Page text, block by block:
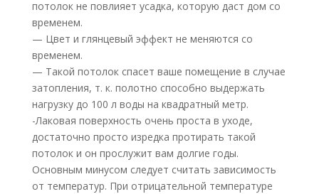
потолок не повлияет усадка, которую даст дом со
временем.
— Цвет и глянцевый эффект не меняются со
временем.
— Такой потолок спасет ваше помещение в случае
затопления, т. к. полотно способно выдержать
нагрузку до 100 л воды на квадратный метр.
-Лаковая поверхность очень проста в уходе,
достаточно просто изредка протирать такой
потолок и он прослужит вам долгие годы.
Основным минусом следует считать зависимость
от температур. При отрицательной температуре